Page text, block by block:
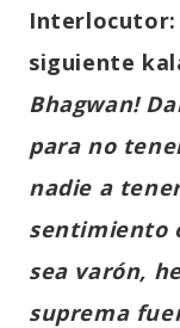
Interlocutor:
siguiente
Bhagwan!
para no
nadie a
sentimiento
sea varón,
suprema